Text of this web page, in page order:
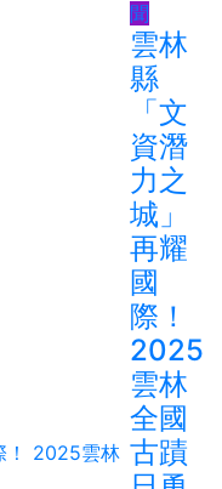
聞
雲林
縣
「文
資潛
力之
城」
再耀
國
際！
2025
雲林
全國
古蹟